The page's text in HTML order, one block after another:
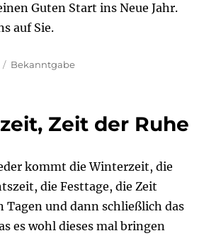
Guten Start ins Neue Jahr.
auf Sie.
Kategorien
Bekanntgabe
Zeit der Ruhe
kommt die Winterzeit, die
die Festtage, die Zeit
Tagen und dann schließlich das
es wohl dieses mal bringen